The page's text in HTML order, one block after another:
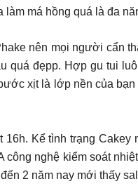
má hồng quá là đa
nên mọi người cẩn
quá đẹpp. Hợp gu tui
1 bước xịt là lớp nền của
Kể tình trạng
nghệ kiểm soát
2 năm nay mới thấy